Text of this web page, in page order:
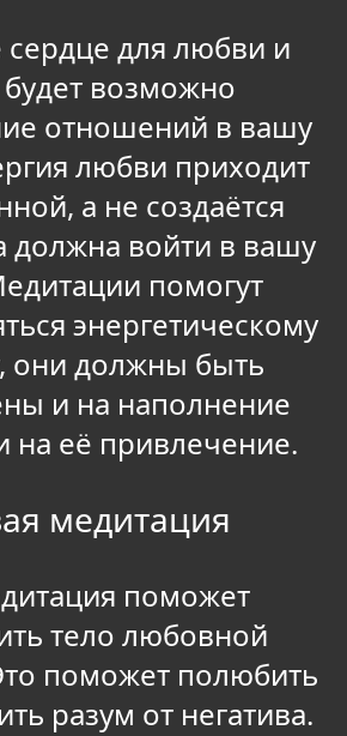
сердце для любви и
будет возможно
отношений в вашу
любви приходит
а не создаётся
должна войти в вашу
помогут
энергетическому
они должны быть
и на наполнение
её привлечение.
медитация
поможет
тело любовной
поможет полюбить
разум от негатива.